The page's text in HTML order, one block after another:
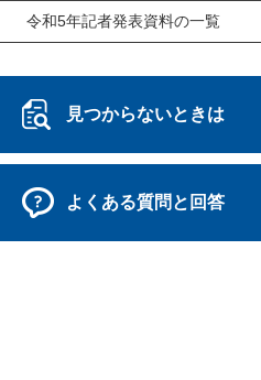
令和5年記者発表資料の一覧
見つからないときは
よくある質問と回答